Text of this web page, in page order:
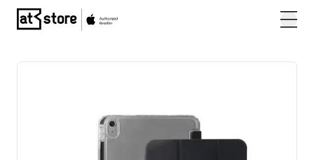
Posjetite početnu stranicu AT Store